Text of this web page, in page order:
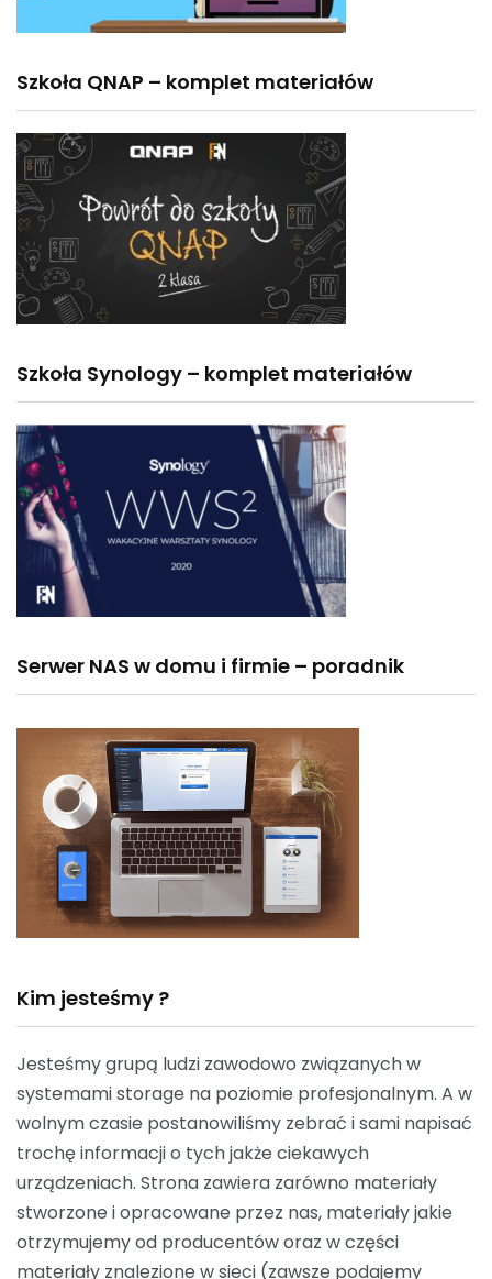
Szkoła QNAP – komplet materiałów
Szkoła Synology – komplet materiałów
Serwer NAS w domu i firmie – poradnik
Kim jesteśmy ?
Jesteśmy grupą ludzi zawodowo związanych w
systemami storage na poziomie profesjonalnym. A w
wolnym czasie postanowiliśmy zebrać i sami napisać
trochę informacji o tych jakże ciekawych
urządzeniach. Strona zawiera zarówno materiały
stworzone i opracowane przez nas, materiały jakie
otrzymujemy od producentów oraz w części
materiały znalezione w sieci (zawsze podajemy